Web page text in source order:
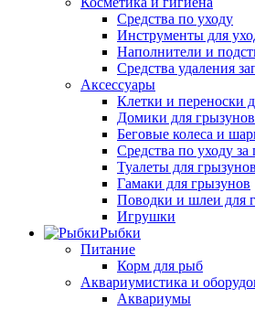
Средства по уходу
Инструменты для
Наполнители и
Средства удаления
Аксессуары
Клетки и переноски
Домики для грызунов
Беговые колеса и
Средства по уходу за
Туалеты для грызунов
Гамаки для грызунов
Поводки и шлеи для
Игрушки
Рыбки
Питание
Корм для рыб
Аквариумистика и
Аквариумы